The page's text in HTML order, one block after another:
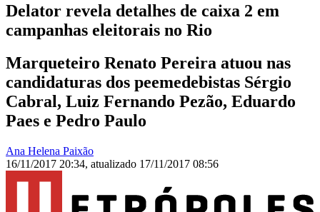
Delator revela detalhes de caixa 2 em
campanhas eleitorais no Rio
Marqueteiro Renato Pereira atuou nas
candidaturas dos peemedebistas Sérgio
Cabral, Luiz Fernando Pezão, Eduardo
Paes e Pedro Paulo
Ana Helena Paixão
16/11/2017 20:34, atualizado 17/11/2017 08:56